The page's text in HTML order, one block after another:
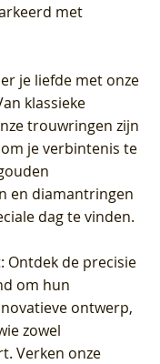
met
je liefde met onze
klassieke
trouwringen zijn
je verbintenis te
en diamantringen
dag te vinden.
: Ontdek de precisie
om hun
ontwerp,
zowel
Verken onze